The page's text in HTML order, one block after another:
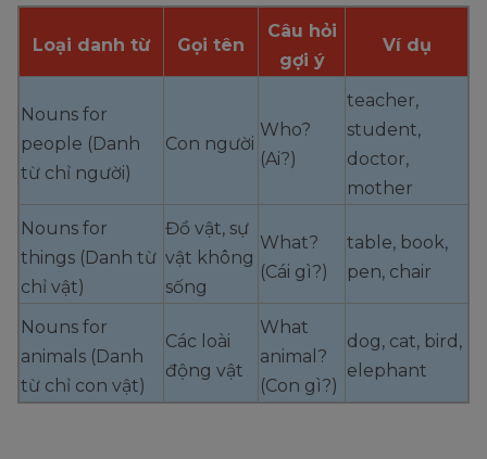
Loại danh từ Gọi tên
Câu hỏi
gợi ý
Ví dụ
Nouns for
people (Danh
từ chỉ người)
Con người
Who?
(Ai?)
teacher,
student,
doctor,
mother
Nouns for
things (Danh từ
chỉ vật)
Đồ vật, sự
vật không
sống
What?
(Cái gì?)
table, book,
pen, chair
Nouns for
animals (Danh
từ chỉ con vật)
Các loài
động vật
What
animal?
(Con gì?)
dog, cat, bird,
elephant